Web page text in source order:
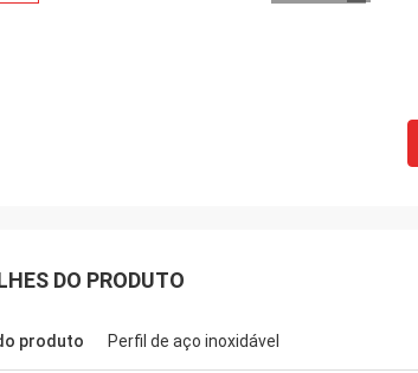
DO PRODUTO
produto Perfil de aço inoxidável